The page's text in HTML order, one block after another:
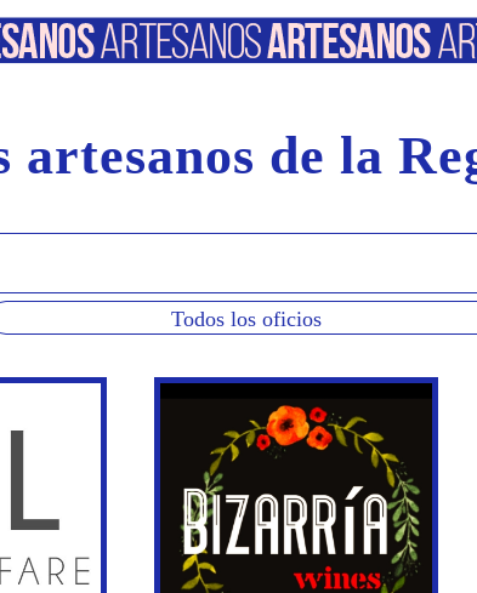
artesanos de la
Todos los oficios